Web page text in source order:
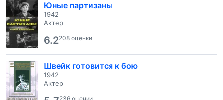
Юные партизаны
1942
Актер
6.2208 оценки
Швейк готовится к бою
1942
Актер
236 оценки